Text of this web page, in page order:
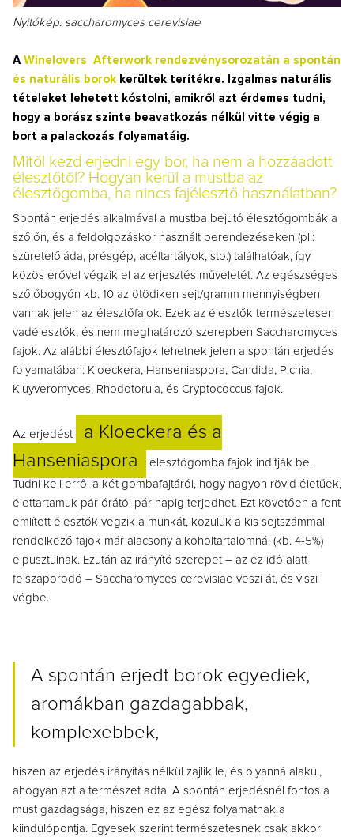
Nyitókép: saccharomyces cerevisiae
A Winelovers Afterwork rendezvénysorozatán a spontán
és naturális borok kerültek terítékre. Izgalmas naturális
tételeket lehetett kóstolni, amikről azt érdemes tudni,
hogy a borász szinte beavatkozás nélkül vitte végig a
bort a palackozás folyamatáig.
Mitől kezd erjedni egy bor, ha nem a hozzáadott
élesztőtől? Hogyan kerül a mustba az
élesztőgomba, ha nincs fajélesztő használatban?
Spontán erjedés alkalmával a mustba bejutó élesztőgombák a
szőlőn, és a feldolgozáskor használt berendezéseken (pl.:
szüretelőláda, présgép, acéltartályok, stb.) találhatóak, így
közös erővel végzik el az erjesztés műveletét. Az egészséges
szőlőbogyón kb. 10 az ötödiken sejt/gramm mennyiségben
vannak jelen az élesztőfajok. Ezek az élesztők természetesen
vadélesztők, és nem meghatározó szerepben Saccharomyces
fajok. Az alábbi élesztőfajok lehetnek jelen a spontán erjedés
folyamatában: Kloeckera, Hanseniaspora, Candida, Pichia,
Kluyveromyces, Rhodotorula, és Cryptococcus fajok.
Az erjedést
a Kloeckera és a
Hanseniaspora
élesztőgomba fajok indítják be.
Tudni kell erről a két gombafajtáról, hogy nagyon rövid életűek,
élettartamuk pár órától pár napig terjedhet. Ezt követően a fent
említett élesztők végzik a munkát, közülük a kis sejtszámmal
rendelkező fajok már alacsony alkoholtartalomnál (kb. 4-5%)
elpusztulnak. Ezután az irányító szerepet – az ez idő alatt
felszaporodó – Saccharomyces cerevisiae veszi át, és viszi
végbe.
A spontán erjedt borok egyediek,
aromákban gazdagabbak,
komplexebbek,
hiszen az erjedés irányítás nélkül zajlik le, és olyanná alakul,
ahogyan azt a természet adta. A spontán erjedésnél fontos a
must gazdagsága, hiszen ez az egész folyamatnak a
kiindulópontja. Egyesek szerint természetesnek csak akkor